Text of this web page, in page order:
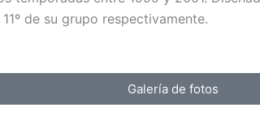
de su grupo respectivamente.
Galería de fotos